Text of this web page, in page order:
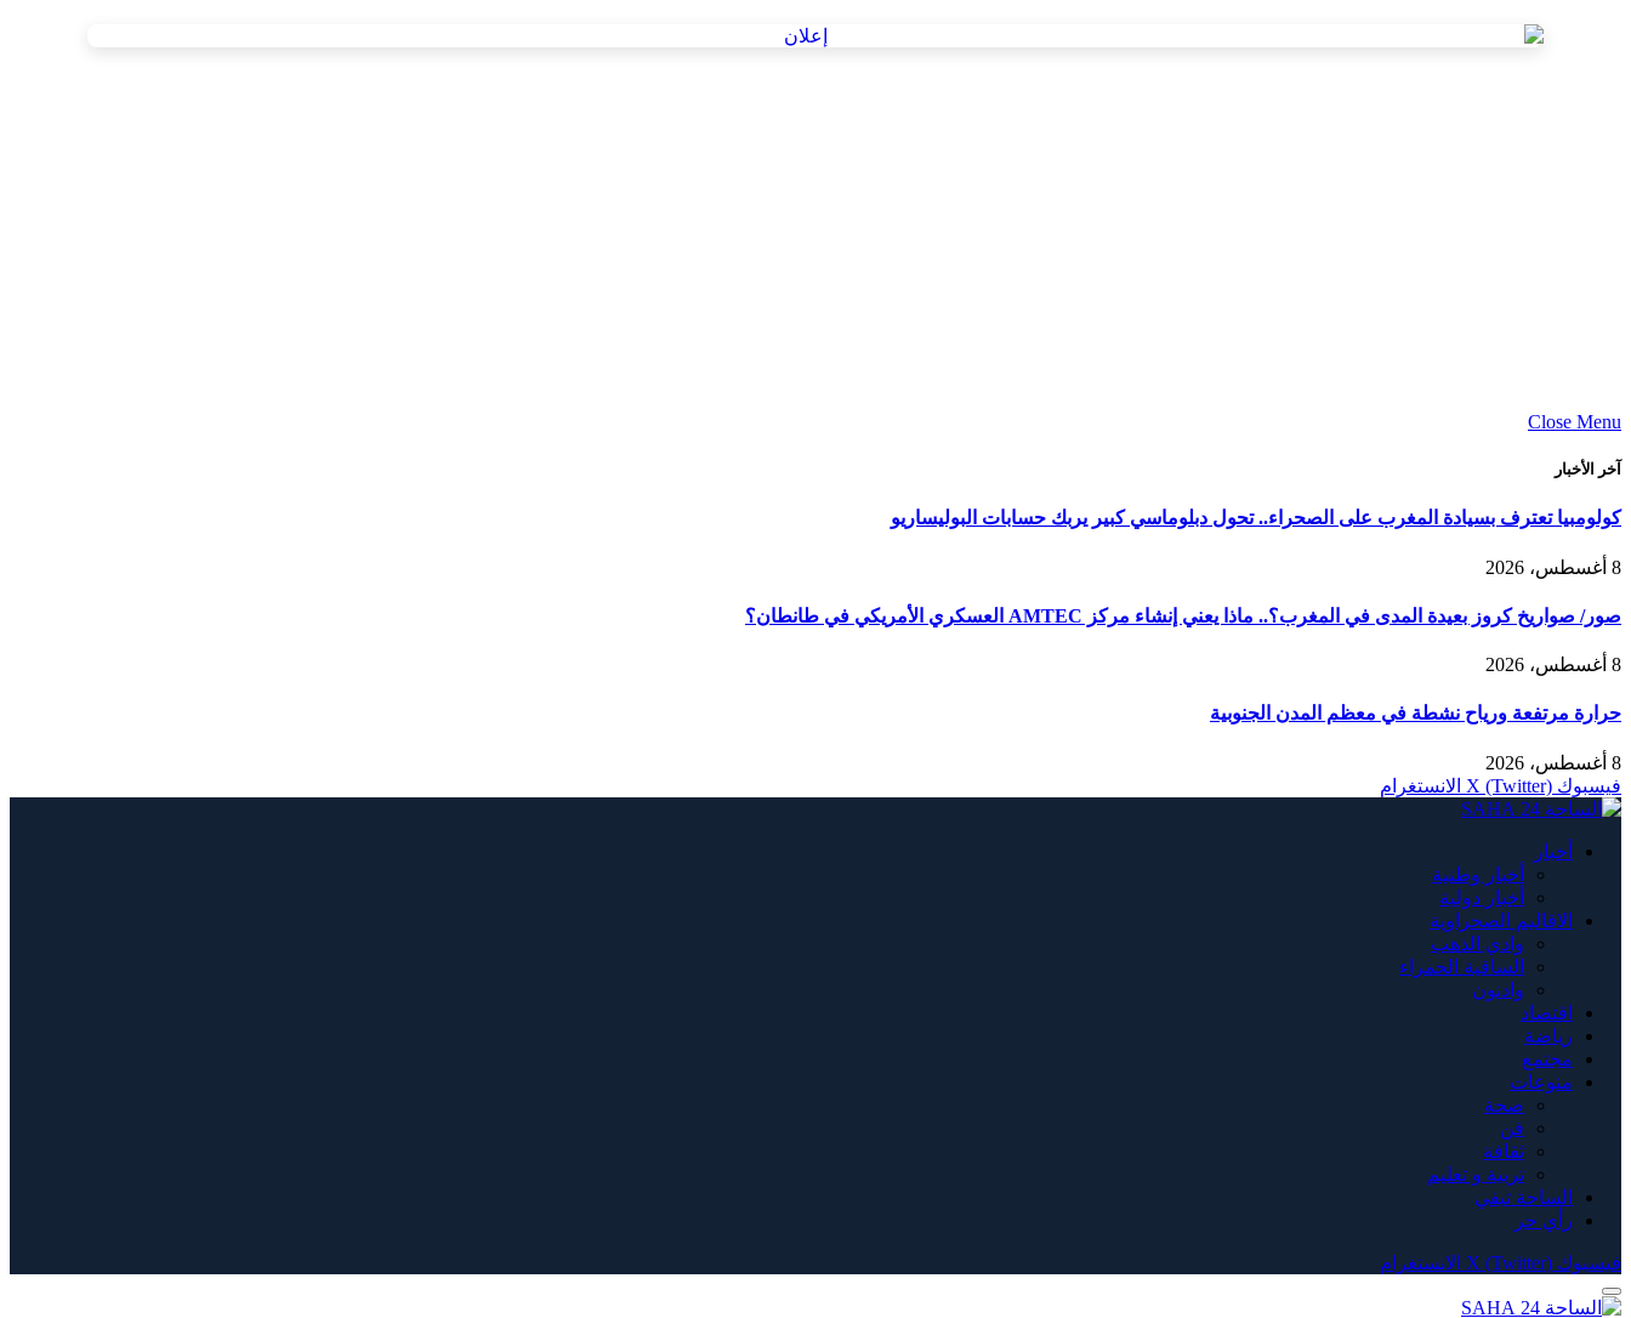
Close Menu
آخر الأخبار
كولومبيا تعترف بسيادة المغرب على الصحراء.. تحول دبلوماسي كبير يربك حسابات البوليساريو
8 أغسطس، 2026
صور/ صواريخ كروز بعيدة المدى في المغرب؟.. ماذا يعني إنشاء مركز AMTEC العسكري الأمريكي في طانطان؟
8 أغسطس، 2026
حرارة مرتفعة ورياح نشطة في معظم المدن الجنوبية
8 أغسطس، 2026
فيسبوك X (Twitter) الانستغرام
أخبار
أخبار وطنية
أخبار دولية
الاقاليم الصحراوية
وادي الذهب
الساقية الحمراء
وادنون
اقتصاد
رياضة
مجتمع
منوعات
صحة
فن
ثقافة
تربية و تعليم
الساحة تيفي
رأي حر
فيسبوك X (Twitter) الانستغرام